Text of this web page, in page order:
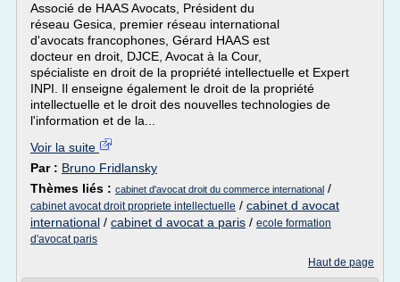
Associé de HAAS Avocats, Président du
réseau Gesica, premier réseau international
d'avocats francophones, Gérard HAAS est
docteur en droit, DJCE, Avocat à la Cour,
spécialiste en droit de la propriété intellectuelle et Expert
INPI. Il enseigne également le droit de la propriété
intellectuelle et le droit des nouvelles technologies de
l'information et de la...
Voir la suite
Par : Bruno Fridlansky
Thèmes liés : cabinet d'avocat droit du commerce international /
cabinet avocat droit propriete intellectuelle / cabinet d avocat
international / cabinet d avocat a paris / ecole formation
d'avocat paris
Haut de page